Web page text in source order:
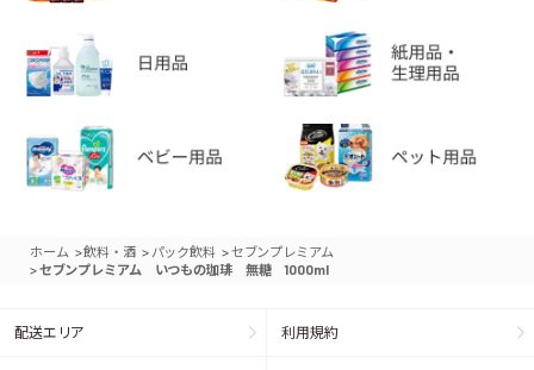
ホーム >飲料・酒 > パック飲料 >セブンプレミアム
>セブンプレミアム いつもの珈琲 無糖 1000ml
配送エリア 利用規約